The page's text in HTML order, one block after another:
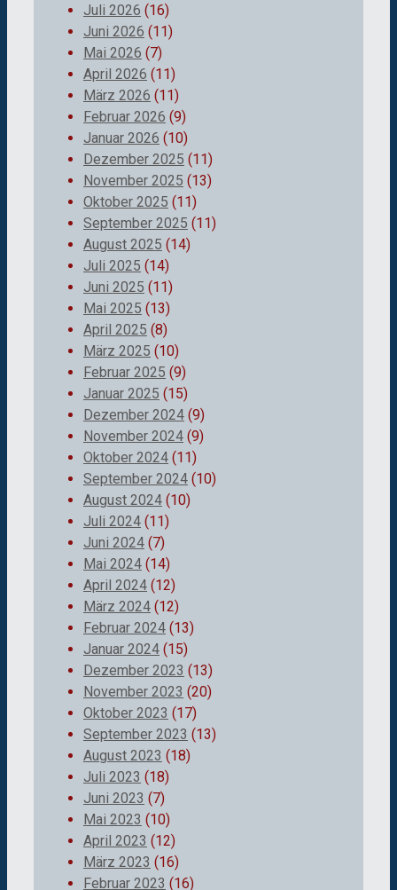
Juli 2026 (16)
Juni 2026 (11)
Mai 2026 (7)
April 2026 (11)
März 2026 (11)
Februar 2026 (9)
Januar 2026 (10)
Dezember 2025 (11)
November 2025 (13)
Oktober 2025 (11)
September 2025 (11)
August 2025 (14)
Juli 2025 (14)
Juni 2025 (11)
Mai 2025 (13)
April 2025 (8)
März 2025 (10)
Februar 2025 (9)
Januar 2025 (15)
Dezember 2024 (9)
November 2024 (9)
Oktober 2024 (11)
September 2024 (10)
August 2024 (10)
Juli 2024 (11)
Juni 2024 (7)
Mai 2024 (14)
April 2024 (12)
März 2024 (12)
Februar 2024 (13)
Januar 2024 (15)
Dezember 2023 (13)
November 2023 (20)
Oktober 2023 (17)
September 2023 (13)
August 2023 (18)
Juli 2023 (18)
Juni 2023 (7)
Mai 2023 (10)
April 2023 (12)
März 2023 (16)
Februar 2023 (16)